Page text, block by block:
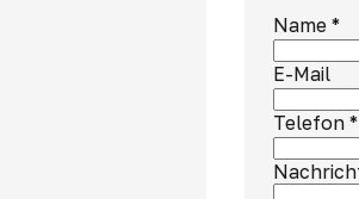
Name*
E-Mail
Telefon*